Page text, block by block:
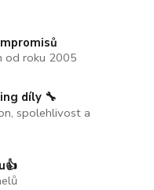
od roku 2005
díly 🔧
spolehlivost a